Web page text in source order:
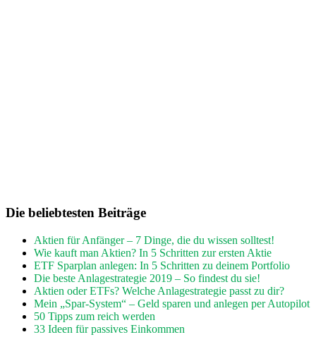
Die beliebtesten Beiträge
Aktien für Anfänger – 7 Dinge, die du wissen solltest!
Wie kauft man Aktien? In 5 Schritten zur ersten Aktie
ETF Sparplan anlegen: In 5 Schritten zu deinem Portfolio
Die beste Anlagestrategie 2019 – So findest du sie!
Aktien oder ETFs? Welche Anlagestrategie passt zu dir?
Mein „Spar-System“ – Geld sparen und anlegen per Autopilot
50 Tipps zum reich werden
33 Ideen für passives Einkommen